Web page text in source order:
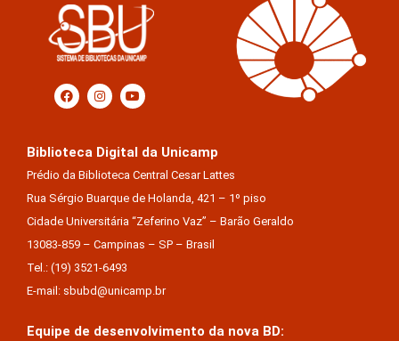
Biblioteca Digital da Unicamp
Prédio da Biblioteca Central Cesar Lattes
Rua Sérgio Buarque de Holanda, 421 – 1º piso
Cidade Universitária “Zeferino Vaz” – Barão Geraldo
13083-859 – Campinas – SP – Brasil
Tel.: (19) 3521-6493
E-mail: sbubd@unicamp.br
Equipe de desenvolvimento da nova BD: